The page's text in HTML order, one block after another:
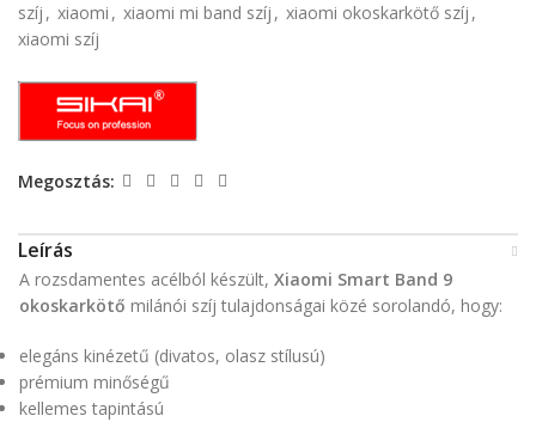
szíj , xiaomi , xiaomi mi band szíj , xiaomi okoskarkötő szíj ,
xiaomi szíj
Megosztás:
Leírás
A rozsdamentes acélból készült, Xiaomi Smart Band 9
okoskarkötő milánói szíj tulajdonságai közé sorolandó, hogy:
elegáns kinézetű (divatos, olasz stílusú)
prémium minőségű
kellemes tapintású